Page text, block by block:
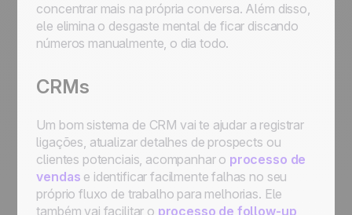
concentrar mais na própria conversa. Além disso,
ele elimina o desgaste mental de ficar discando
números manualmente, o dia todo.
CRMs
Um bom sistema de CRM vai te ajudar a registrar
ligações, atualizar detalhes de prospects ou
clientes potenciais, acompanhar o processo de
vendas e identificar facilmente falhas no seu
próprio fluxo de trabalho para melhorias. Ele
também vai facilitar o processo de follow-up